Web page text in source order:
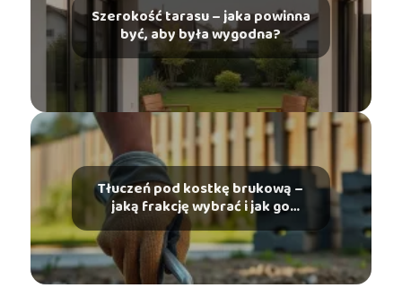
Szerokość tarasu – jaka powinna
być, aby była wygodna?
Tłuczeń pod kostkę brukową –
jaką frakcję wybrać i jak go
ułożyć?